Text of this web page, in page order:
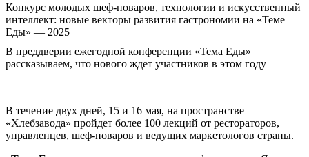
Конкурс молодых шеф-поваров, технологии и искусственный
интеллект: новые векторы развития гастрономии на «Теме
Еды» — 2025
В преддверии ежегодной конференции «Тема Еды»
рассказываем, что нового ждет участников в этом году
В течение двух дней, 15 и 16 мая, на пространстве
«Хлебзавода» пройдет более 100 лекций от рестораторов,
управленцев, шеф-поваров и ведущих маркетологов страны.